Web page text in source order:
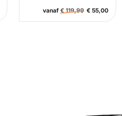
vanaf €119,99 € 55,00